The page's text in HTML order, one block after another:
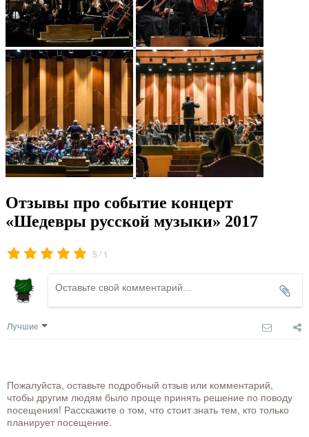
Отзывы про событие концерт
«Шедевры русской музыки» 2017
5 / 1
Лучшие
Пожалуйста, оставьте подробный отзыв или комментарий,
чтобы другим людям было проще принять решение по поводу
посещения! Расскажите о том, что стоит знать тем, кто только
планирует посещение.